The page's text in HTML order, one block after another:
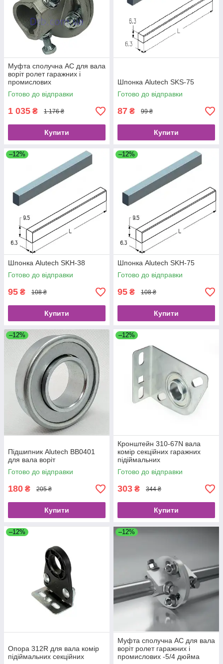
Муфта сполучна AC для вала
воріт ролет гаражних і
промислових
Готово до відправки
1 035 ₴ 1 176 ₴
Купити
Шпонка Alutech SKS-75
Готово до відправки
87 ₴ 99 ₴
Купити
–12%
Шпонка Alutech SKH-38
Готово до відправки
95 ₴ 108 ₴
Купити
–12%
Шпонка Alutech SKH-75
Готово до відправки
95 ₴ 108 ₴
Купити
–12%
Підшипник Alutech BB0401
для вала воріт
Готово до відправки
180 ₴ 205 ₴
Купити
–12%
Кронштейн 310-67N вала
комір секційних гаражних
підіймальних
Готово до відправки
303 ₴ 344 ₴
Купити
–12%
Опора 312R для вала комір
підіймальних секційних
–12%
Муфта сполучна AC для вала
воріт ролет гаражних і
промислових -5/4 дюйма